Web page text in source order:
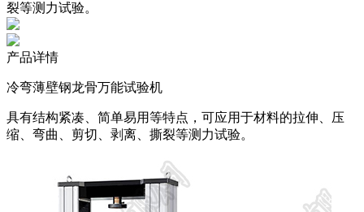
裂等测力试验。
产品详情
冷弯薄壁钢龙骨万能试验机
具有结构紧凑、简单易用等特点，可应用于材料的拉伸、压
缩、弯曲、剪切、剥离、撕裂等测力试验。